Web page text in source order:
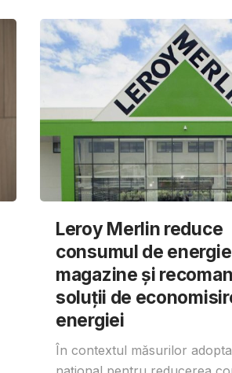
Leroy Merlin reduce
consumul de
magazine și
soluții de
energiei
În contextul măsurilor